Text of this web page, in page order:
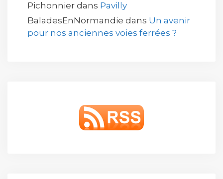
Pichonnier dans Pavilly
BaladesEnNormandie dans Un avenir
pour nos anciennes voies ferrées ?